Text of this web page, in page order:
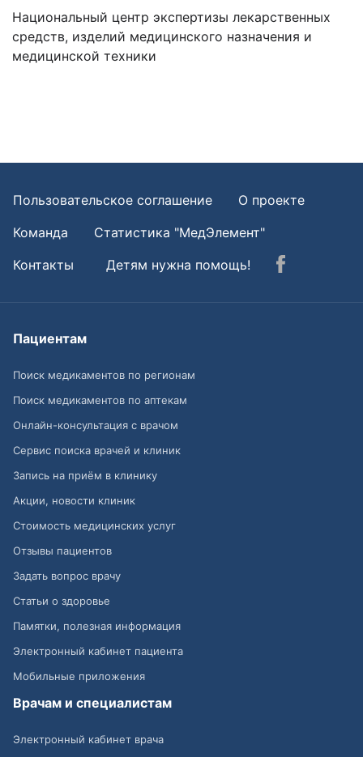
Национальный центр экспертизы лекарственных
средств, изделий медицинского назначения и
медицинской техники
Пользовательское соглашение
О проекте
Команда
Статистика "МедЭлемент"
Контакты
Детям нужна помощь!
Пациентам
Поиск медикаментов по регионам
Поиск медикаментов по аптекам
Онлайн-консультация с врачом
Сервис поиска врачей и клиник
Запись на приём в клинику
Акции, новости клиник
Стоимость медицинских услуг
Отзывы пациентов
Задать вопрос врачу
Статьи о здоровье
Памятки, полезная информация
Электронный кабинет пациента
Мобильные приложения
Врачам и специалистам
Электронный кабинет врача